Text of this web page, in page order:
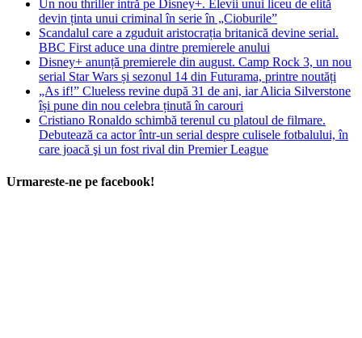
Un nou thriller intră pe Disney+. Elevii unui liceu de elită
devin ținta unui criminal în serie în „Cioburile”
Scandalul care a zguduit aristocrația britanică devine serial.
BBC First aduce una dintre premierele anului
Disney+ anunță premierele din august. Camp Rock 3, un nou
serial Star Wars și sezonul 14 din Futurama, printre noutăți
„As if!” Clueless revine după 31 de ani, iar Alicia Silverstone
își pune din nou celebra ținută în carouri
Cristiano Ronaldo schimbă terenul cu platoul de filmare.
Debutează ca actor într-un serial despre culisele fotbalului, în
care joacă şi un fost rival din Premier League
Urmareste-ne pe facebook!